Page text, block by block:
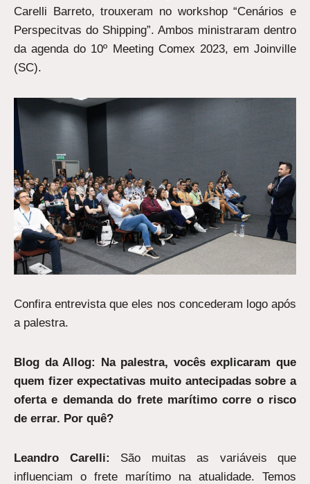
Carelli Barreto, trouxeram no workshop “Cenários e
Perspecitvas do Shipping”. Ambos ministraram dentro
da agenda do 10º Meeting Comex 2023, em Joinville
(SC).
Confira entrevista que eles nos concederam logo após
a palestra.
Blog da Allog: Na palestra, vocês explicaram que
quem fizer expectativas muito antecipadas sobre a
oferta e demanda do frete marítimo corre o risco
de errar. Por quê?
Leandro Carelli: São muitas as variáveis que
influenciam o frete marítimo na atualidade. Temos